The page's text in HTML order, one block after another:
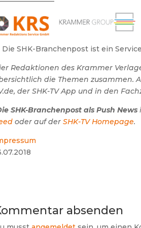
SHK-Branchenpost ist ein
Redaktionen des Krammer
die Themen zusammen.
der SHK-TV App und in den
SHK-Branchenpost als Push News
oder auf derSHK-TV Homepage.
absenden